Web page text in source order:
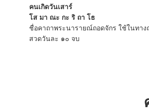
คนเกิดวันเสาร์
โส มา ณะ กะ ริ ถา โธ
ชื่อคาถาพระนารายณ์ถอดจักร ใช้ในทา
สวดวันละ ๑๐ จบ